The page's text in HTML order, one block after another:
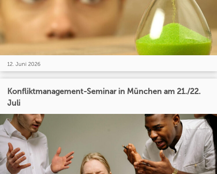
12. Juni 2026
Konfliktmanagement-Seminar in München am 21./22.
Juli